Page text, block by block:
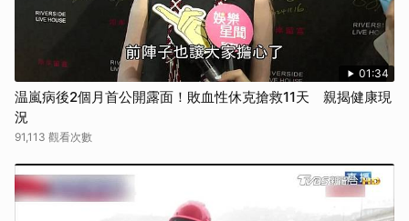
01:34
温嵐病後2個月首公開露面！敗血性休克搶救11天 親揭健康現
況
91,113 觀看次數